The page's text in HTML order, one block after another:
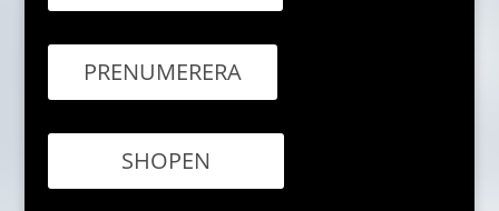
PRENUMERERA
SHOPEN